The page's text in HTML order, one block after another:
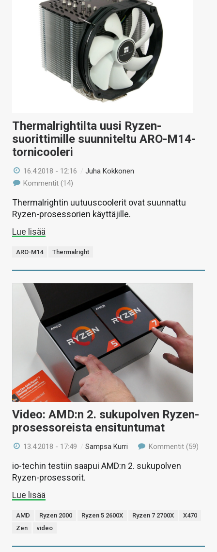
Thermalrightilta uusi Ryzen-
suorittimille suunniteltu ARO-M14-
tornicooleri
16.4.2018 - 12:16 /Juha Kokkonen
Kommentit (14)
Thermalrightin uutuuscoolerit ovat suunnattu
Ryzen-prosessorien käyttäjille.
Lue lisää
ARO-M14 Thermalright
Video: AMD:n 2. sukupolven Ryzen-
prosessoreista ensituntumat
13.4.2018 - 17:49 /Sampsa Kurri Kommentit (59)
io-techin testiin saapui AMD:n 2. sukupolven
Ryzen-prosessorit.
Lue lisää
AMD Ryzen 2000 Ryzen 5 2600X Ryzen 7 2700X
X470
Zen
video